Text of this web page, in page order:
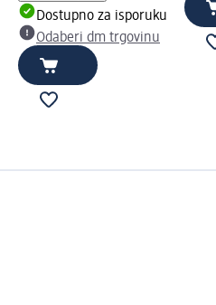
Dostupno za isporuku
Odaberi dm trgovinu